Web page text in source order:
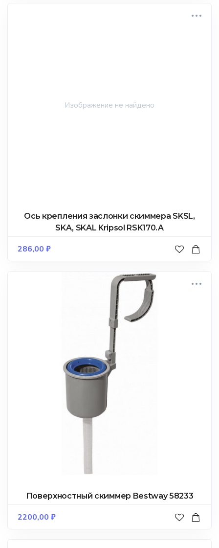
Ось крепления заслонки скиммера SKSL,
SKA, SKAL Kripsol RSK170.A
286,00 ₽
Поверхностный скиммер Bestway 58233
2200,00 ₽